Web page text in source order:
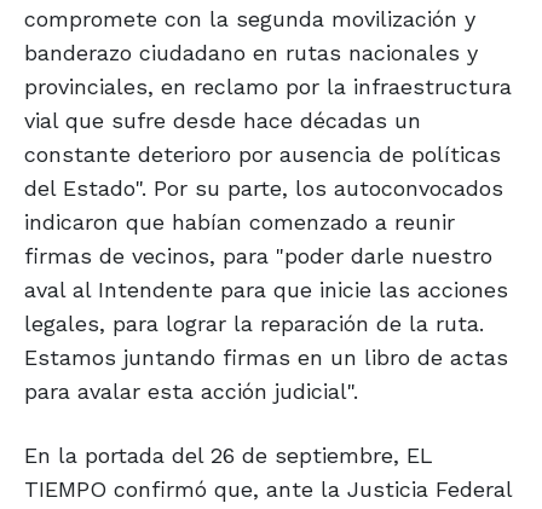
compromete con la segunda movilización y
banderazo ciudadano en rutas nacionales y
provinciales, en reclamo por la infraestructura
vial que sufre desde hace décadas un
constante deterioro por ausencia de políticas
del Estado". Por su parte, los autoconvocados
indicaron que habían comenzado a reunir
firmas de vecinos, para "poder darle nuestro
aval al Intendente para que inicie las acciones
legales, para lograr la reparación de la ruta.
Estamos juntando firmas en un libro de actas
para avalar esta acción judicial".
En la portada del 26 de septiembre, EL
TIEMPO confirmó que, ante la Justicia Federal